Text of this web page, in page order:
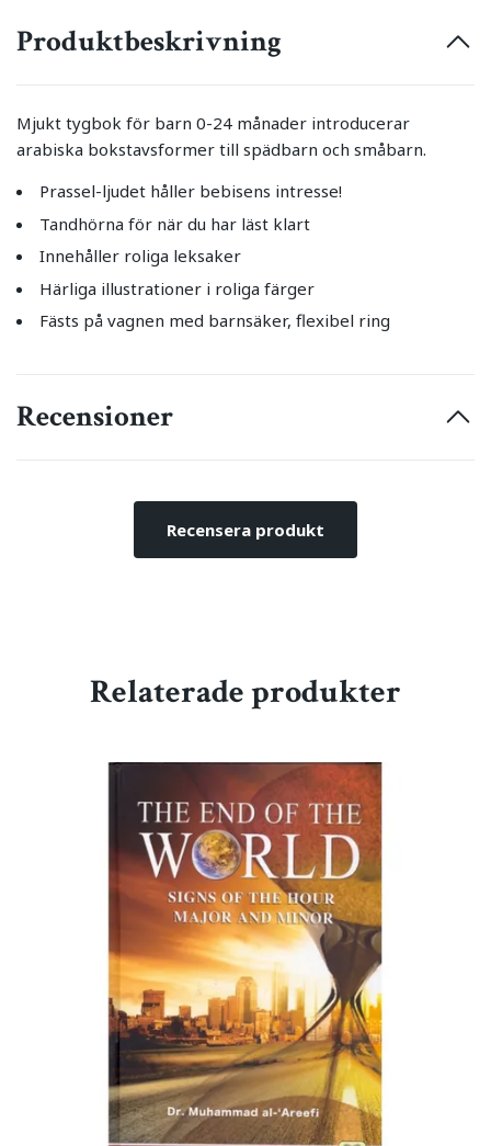
Produktbeskrivning
Mjukt tygbok för barn 0-24 månader introducerar
arabiska bokstavsformer till spädbarn och småbarn.
Prassel-ljudet håller bebisens intresse!
Tandhörna för när du har läst klart
Innehåller roliga leksaker
Härliga illustrationer i roliga färger
Fästs på vagnen med barnsäker, flexibel ring
Recensioner
Recensera produkt
Relaterade produkter